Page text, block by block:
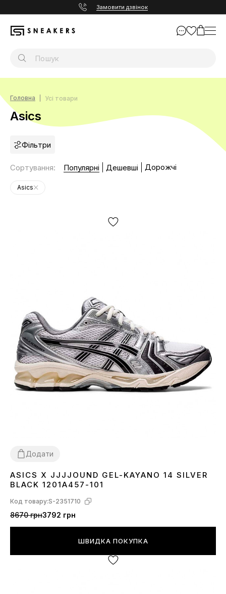
Замовити дзвінок
Головна Усі товари
Asics
Фільтри
Сортування: Популярні Дешевші Дорожчі
Asics
Додати
36 373839 40 41 424344 45
ASICS X JJJJOUND GEL-KAYANO 14 SILVER
BLACK 1201A457-101
Код товару:S-2351710
8670 грн3792 грн
ШВИДКА ПОКУПКА